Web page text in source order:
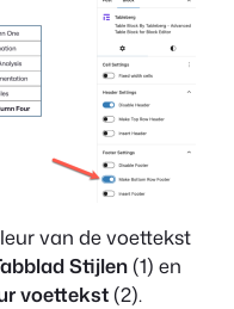
van de voettekst
Stijlen(1) en
voettekst(2).